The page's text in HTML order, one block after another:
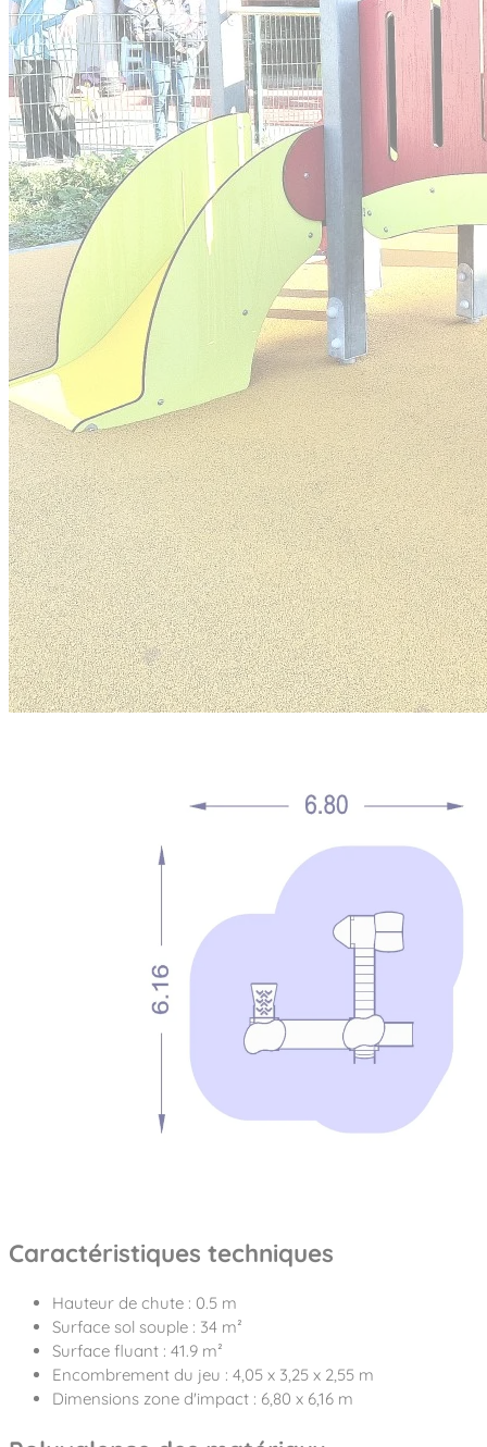
Caractéristiques techniques
Hauteur de chute : 0.5 m
Surface sol souple : 34 m²
Surface fluant : 41.9 m²
Encombrement du jeu : 4,05 x 3,25 x 2,55 m
Dimensions zone d'impact : 6,80 x 6,16 m